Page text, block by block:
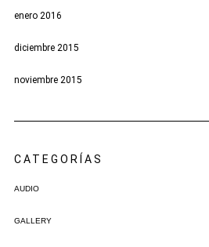
enero 2016
diciembre 2015
noviembre 2015
CATEGORÍAS
AUDIO
GALLERY